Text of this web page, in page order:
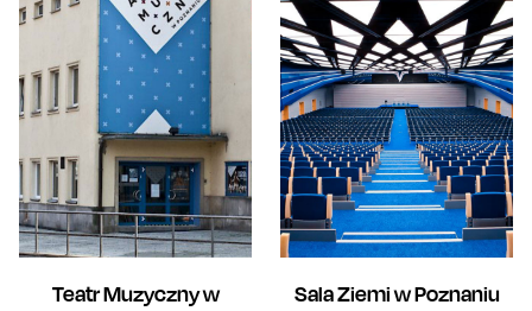
Teatr Muzyczny w
Sala Ziemi w Poznaniu